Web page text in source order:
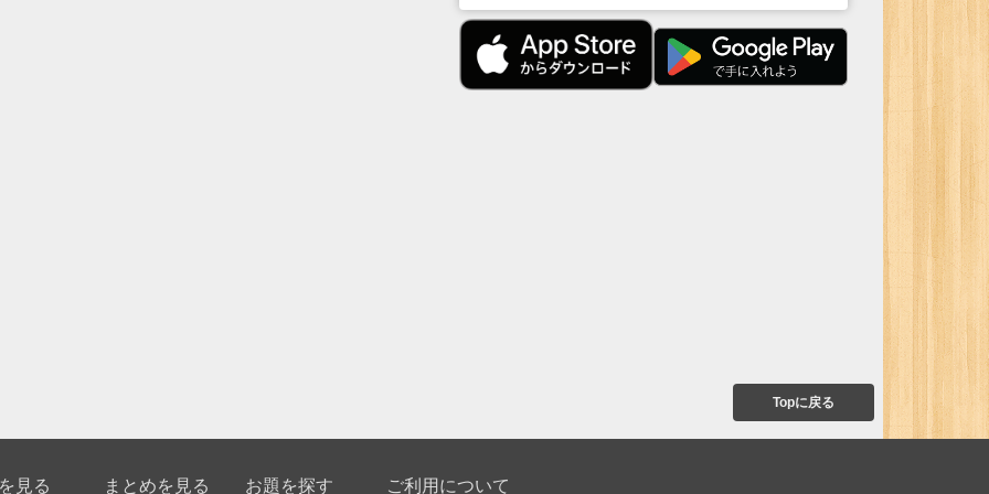
Topに戻る
見る まとめを見る お題を探す ご利用について